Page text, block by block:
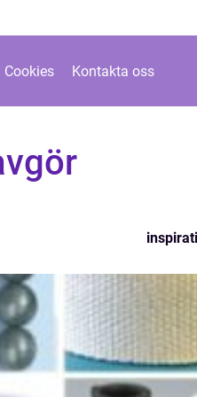
Cookies Kontakta oss